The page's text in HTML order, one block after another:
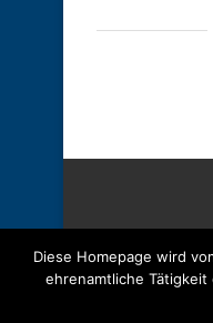
Diese Homepage wird
ehrenamtliche